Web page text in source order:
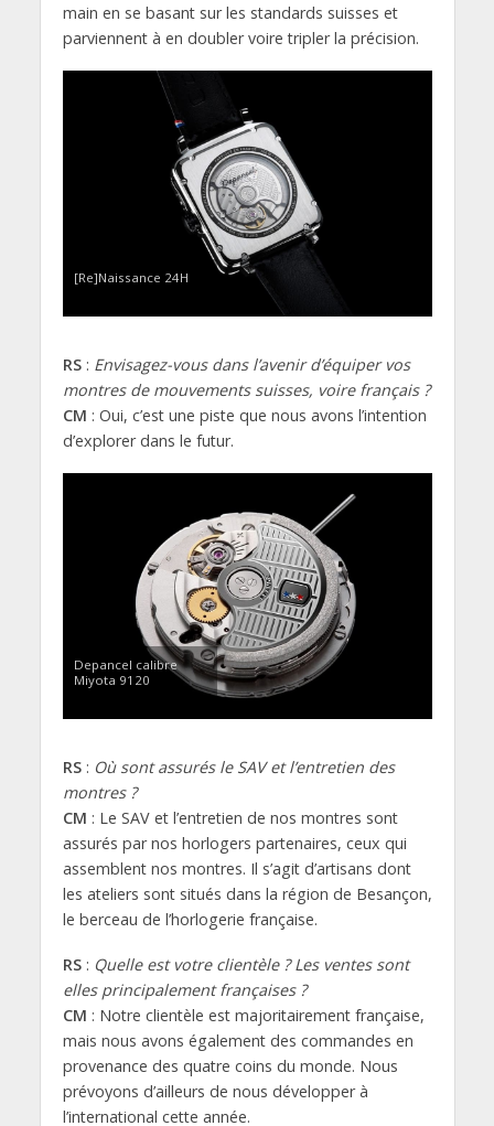
main en se basant sur les standards suisses et
parviennent à en doubler voire tripler la précision.
[Re]Naissance 24H
RS: Envisagez-vous dans l’avenir d’équiper vos
montres de mouvements suisses, voire français ?
CM : Oui, c’est une piste que nous avons l’intention
d’explorer dans le futur.
Depancel calibre
Miyota 9120
RS: Où sont assurés le SAV et l’entretien des
montres ?
CM : Le SAV et l’entretien de nos montres sont
assurés par nos horlogers partenaires, ceux qui
assemblent nos montres. Il s’agit d’artisans dont
les ateliers sont situés dans la région de Besançon,
le berceau de l’horlogerie française.
RS: Quelle est votre clientèle ? Les ventes sont
elles principalement françaises ?
CM : Notre clientèle est majoritairement française,
mais nous avons également des commandes en
provenance des quatre coins du monde. Nous
prévoyons d’ailleurs de nous développer à
l’international cette année.